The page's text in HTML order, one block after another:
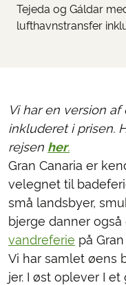
Tejeda og Gáldar
lufthavnstransfer
Vi har en version
inkluderet i prisen.
rejsen her.
Gran Canaria er
velegnet til
små landsbyer,
bjerge danner
vandreferie på
Vi har samlet øens
jer. I øst oplever I